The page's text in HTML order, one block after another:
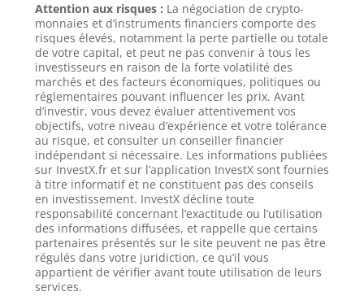
Attention aux risques : La négociation de crypto-
monnaies et d’instruments financiers comporte des
risques élevés, notamment la perte partielle ou totale
de votre capital, et peut ne pas convenir à tous les
investisseurs en raison de la forte volatilité des
marchés et des facteurs économiques, politiques ou
réglementaires pouvant influencer les prix. Avant
d’investir, vous devez évaluer attentivement vos
objectifs, votre niveau d’expérience et votre tolérance
au risque, et consulter un conseiller financier
indépendant si nécessaire. Les informations publiées
sur InvestX.fr et sur l’application InvestX sont fournies
à titre informatif et ne constituent pas des conseils
en investissement. InvestX décline toute
responsabilité concernant l’exactitude ou l’utilisation
des informations diffusées, et rappelle que certains
partenaires présentés sur le site peuvent ne pas être
régulés dans votre juridiction, ce qu’il vous
appartient de vérifier avant toute utilisation de leurs
services.